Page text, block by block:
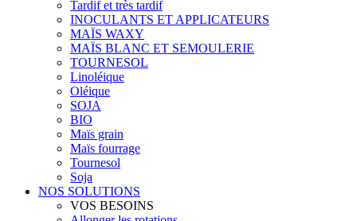
Tardif et très tardif
INOCULANTS ET APPLICATEURS
MAÏS WAXY
MAÏS BLANC ET SEMOULERIE
TOURNESOL
Linoléique
Oléique
SOJA
BIO
Maïs grain
Maïs fourrage
Tournesol
Soja
NOS SOLUTIONS
VOS BESOINS